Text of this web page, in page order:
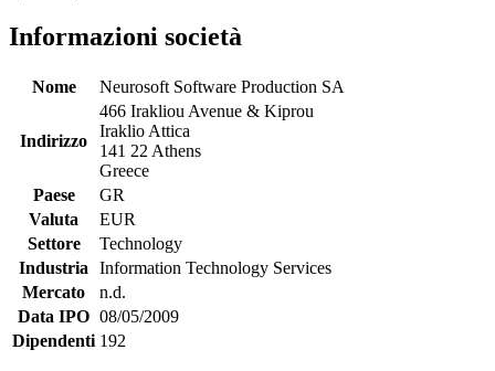
Informazioni società
Nome Neurosoft Software Production SA
Indirizzo
466 Irakliou Avenue & Kiprou
Iraklio Attica
141 22 Athens
Greece
Paese
GR
Valuta
EUR
Settore
Technology
Industria
Information Technology Services
Mercato
n.d.
Data IPO 08/05/2009
Dipendenti 192